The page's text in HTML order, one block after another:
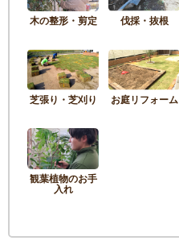
木の整形・剪定 伐採・抜根
芝張り・芝刈り お庭リフォーム
観葉植物のお手
入れ